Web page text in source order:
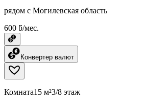
рядом с Могилевская область
600 ƃ/мес.
Конвертер валют
Комната15 м²3/8 этаж